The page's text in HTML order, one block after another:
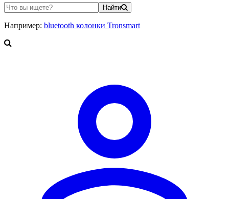
Найти
Например: bluetooth колонки Tronsmart